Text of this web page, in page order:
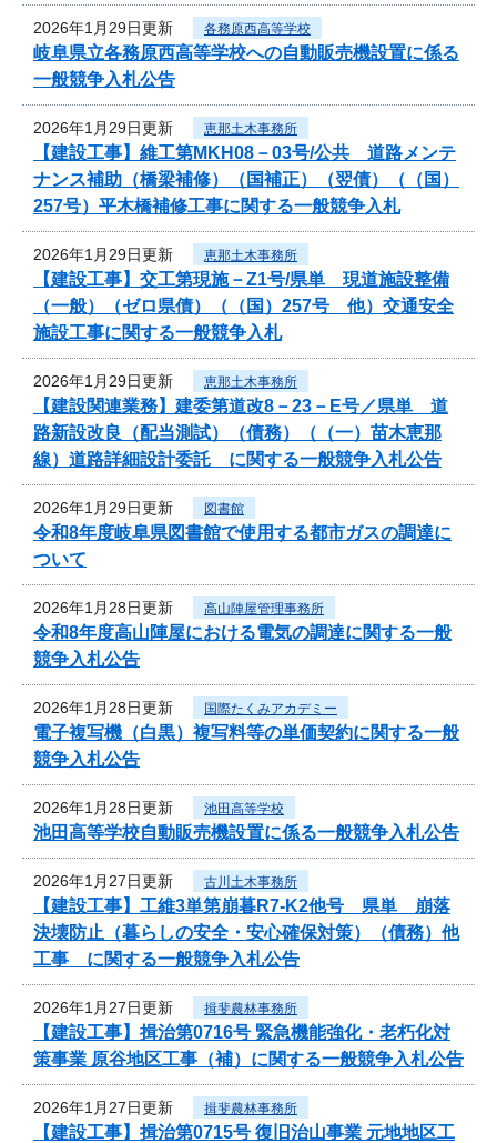
2026年1月29日更新 各務原西高等学校
岐阜県立各務原西高等学校への自動販売機設置に係る
一般競争入札公告
2026年1月29日更新 恵那土木事務所
【建設工事】維工第MKH08－03号/公共 道路メンテ
ナンス補助（橋梁補修）（国補正）（翌債）（（国）
257号）平木橋補修工事に関する一般競争入札
2026年1月29日更新 恵那土木事務所
【建設工事】交工第現施－Z1号/県単 現道施設整備
（一般）（ゼロ県債）（（国）257号 他）交通安全
施設工事に関する一般競争入札
2026年1月29日更新 恵那土木事務所
【建設関連業務】建委第道改8－23－E号／県単 道
路新設改良（配当測試）（債務）（（一）苗木恵那
線）道路詳細設計委託 に関する一般競争入札公告
2026年1月29日更新 図書館
令和8年度岐阜県図書館で使用する都市ガスの調達に
ついて
2026年1月28日更新 高山陣屋管理事務所
令和8年度高山陣屋における電気の調達に関する一般
競争入札公告
2026年1月28日更新 国際たくみアカデミー
電子複写機（白黒）複写料等の単価契約に関する一般
競争入札公告
2026年1月28日更新 池田高等学校
池田高等学校自動販売機設置に係る一般競争入札公告
2026年1月27日更新 古川土木事務所
【建設工事】工維3単第崩暮R7-K2他号 県単 崩落
決壊防止（暮らしの安全・安心確保対策）（債務）他
工事 に関する一般競争入札公告
2026年1月27日更新 揖斐農林事務所
【建設工事】揖治第0716号 緊急機能強化・老朽化対
策事業 原谷地区工事（補）に関する一般競争入札公告
2026年1月27日更新 揖斐農林事務所
【建設工事】揖治第0715号 復旧治山事業 元地地区工